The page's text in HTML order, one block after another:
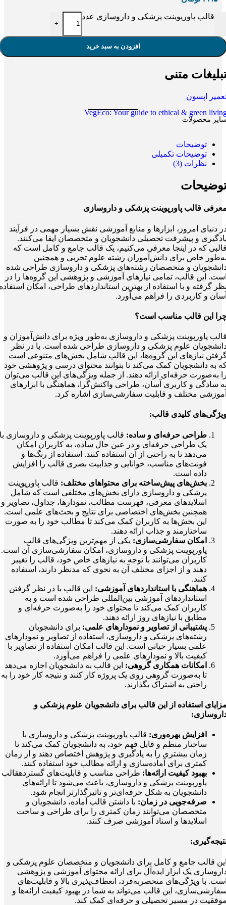
-
قالب پاورپوینت پزشکی و داروسازی عدد
+
افزودن به سبد خرید
متنی
اپسون
VegEco: Your guide to ethical & green
محصولات
توضیحات
توضیحات تکمیلی
نظرات (3)
قالب پاورپوینت پزشکی و داروسازی
دنیای امروز، ابزارها و منابع آموزشی نقش بسیار مهمی در فرآیند
و پیشرفت تحصیلی دانشجویان و متخصصان ایفا می‌کنند.
که در اینجا معرفی می‌کنیم، یک قالب جامع و کامل است که
خاص برای دانش‌آموزان رشته علوم تجربی و همچنین
و متخصصان رشته‌های پزشکی و داروسازی طراحی شده
این قالب، تمامی نیازهای آموزشی و پژوهشی این گروه‌ها را در
گرفته و با استفاده از بهترین استانداردهای طراحی، امکان
و کاربردی را فراهم می‌آورد.
این قالب مناسب است؟
پاورپوینت پزشکی و داروسازی به‌طور ویژه برای دانش‌آموزان و
علوم پزشکی و داروسازی طراحی شده است. با در نظر
نیازهای این گروه‌ها، این قالب شامل بخش‌های متنوعی است
به دانشجویان کمک می‌کند تا بتوانند محتوای درسی و پژوهشی خود
به‌صورت حرفه‌ای ارائه دهند. از جمله ویژگی‌های این قالب می‌توان
سادگی و کاربری آسان، طراحی واکنش‌گرا، هماهنگی با ابزارهای
مختلف و قابلیت سفارشی‌سازی اشاره کرد.
کلیدی قالب:
طراحی حرفه‌ای و ساده: قالب پاورپوینت پزشکی و داروسازی با
یک طراحی حرفه‌ای و در عین حال ساده، به کاربران امکان
می‌دهد تا به راحتی از آن استفاده کنند. استفاده از رنگ‌ها و
فونت‌های مناسب، خوانایی و جذابیت بصری قالب را افزایش
داده است.
بخش‌های پیش‌ساخته برای محتواهای مختلف: قالب پاورپوینت
پزشکی و داروسازی دارای بخش‌های مختلفی است که شامل
اسلایدهای معرفی، فهرست مطالب، نمودارها، جداول، تصاویر و
همچنین بخش‌های اختصاصی برای نتایج و بحث‌های علمی است.
این بخش‌ها به کاربران کمک می‌کند تا مطالب خود را به صورت
ساختارمند و جذاب ارائه دهند.
امکان سفارشی‌سازی: یکی از مهم‌ترین ویژگی‌های قالب
پاورپوینت پزشکی و داروسازی، امکان سفارشی‌سازی آن است.
کاربران می‌توانند با توجه به نیازهای خاص خود، قالب را تغییر
دهند و از اجزای مختلف آن به نحوی که مدنظر دارند، استفاده
کنند.
هماهنگی با استانداردهای آموزشی: این قالب با در نظر گرفتن
استانداردهای آموزشی بین‌المللی طراحی شده است و به
کاربران کمک می‌کند تا محتوای خود را به‌صورت حرفه‌ای و
مطابق با نیازهای روز ارائه دهند.
پشتیبانی از تصاویر و نمودارهای علمی: برای دانشجویان
رشته‌های پزشکی و داروسازی، استفاده از تصاویر و نمودارهای
علمی بسیار حیاتی است. این قالب امکان استفاده از تصاویر با
کیفیت بالا و نمودارهای علمی را فراهم می‌آورد.
امکانات همکاری گروهی: این قالب به دانشجویان اجازه می‌دهد
تا به‌صورت گروهی روی یک پروژه کار کنند و نتیجه کار خود را به
راحتی به اشتراک بگذارند.
استفاده از این قالب برای دانشجویان علوم پزشکی و
افزایش بهره‌وری: قالب پاورپوینت پزشکی و داروسازی با
ساختار منظم و قابل فهم خود، به دانشجویان کمک می‌کند تا
زمان بیشتری را به یادگیری و پژوهش اختصاص دهند و از زمان
کمتری برای آماده‌سازی و ارائه مطالب خود استفاده کنند.
بهبود کیفیت ارائه‌ها: طراحی مناسب و قابلیت‌های گستردهقالب
پاورپوینت پزشکی و داروسازی، باعث می‌شود تا ارائه‌های
دانشجویان به شکل حرفه‌ای‌تر و تاثیرگذارتر انجام شود.
صرفه‌جویی در زمان: با داشتن قالب آماده، دانشجویان و
متخصصان می‌توانند زمان کمتری را برای طراحی و ساخت
اسلایدها و اسناد آموزشی صرف کنند.
قالب جامع و کامل برای دانشجویان و متخصصان علوم پزشکی و
یک ابزار ایده‌آل برای ارائه محتوای آموزشی و پژوهشی
با ویژگی‌های منحصربه‌فرد، انعطاف‌پذیری بالا و قابلیت‌های
این قالب می‌تواند به شما در بهبود کیفیت ارائه‌ها و
در مسیر تحصیلی و حرفه‌ای کمک کند.